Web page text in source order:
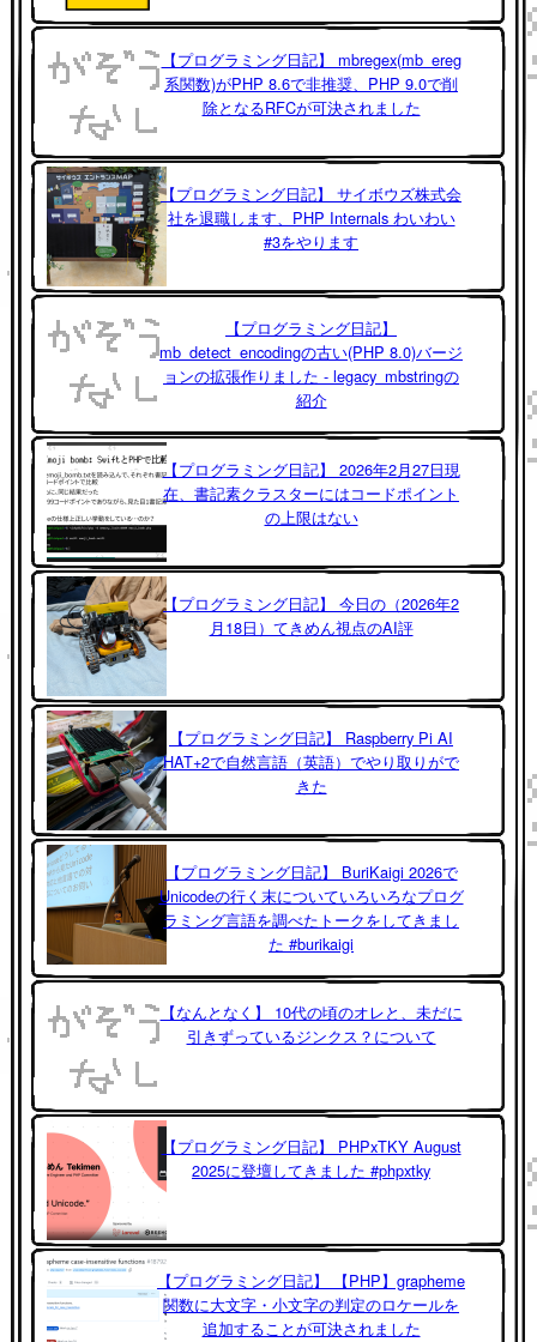
【プログラミング日記】 mbregex(mb_ereg
系関数)がPHP 8.6で非推奨、PHP 9.0で削
除となるRFCが可決されました
【プログラミング日記】 サイボウズ株式会
社を退職します、PHP Internals わいわい
#3をやります
【プログラミング日記】
mb_detect_encodingの古い(PHP 8.0)バージ
ョンの拡張作りました - legacy_mbstringの
紹介
【プログラミング日記】 2026年2月27日現
在、書記素クラスターにはコードポイント
の上限はない
【プログラミング日記】 今日の（2026年2
月18日）てきめん視点のAI評
【プログラミング日記】 Raspberry Pi AI
HAT+2で自然言語（英語）でやり取りがで
きた
【プログラミング日記】 BuriKaigi 2026で
Unicodeの行く末についていろいろなプログ
ラミング言語を調べたトークをしてきまし
た #burikaigi
【なんとなく】 10代の頃のオレと、未だに
引きずっているジンクス？について
【プログラミング日記】 PHPxTKY August
2025に登壇してきました #phpxtky
【プログラミング日記】 【PHP】grapheme
関数に大文字・小文字の判定のロケールを
追加することが可決されました